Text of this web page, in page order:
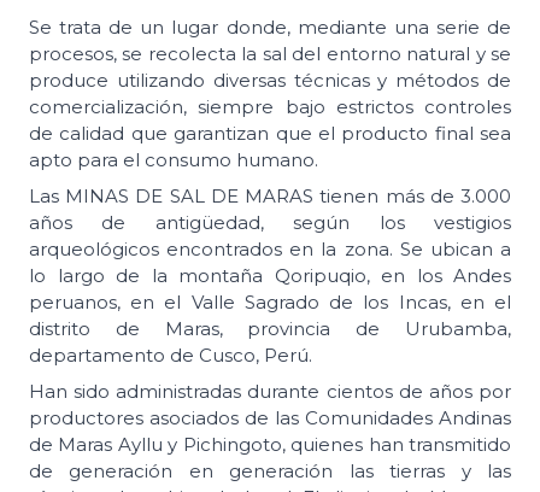
Se trata de un lugar donde, mediante una serie de
procesos, se recolecta la sal del entorno natural y se
produce utilizando diversas técnicas y métodos de
comercialización, siempre bajo estrictos controles
de calidad que garantizan que el producto final sea
apto para el consumo humano.
Las MINAS DE SAL DE MARAS tienen más de 3.000
años de antigüedad, según los vestigios
arqueológicos encontrados en la zona. Se ubican a
lo largo de la montaña Qoripuqio, en los Andes
peruanos, en el Valle Sagrado de los Incas, en el
distrito de Maras, provincia de Urubamba,
departamento de Cusco, Perú.
Han sido administradas durante cientos de años por
productores asociados de las Comunidades Andinas
de Maras Ayllu y Pichingoto, quienes han transmitido
de generación en generación las tierras y las